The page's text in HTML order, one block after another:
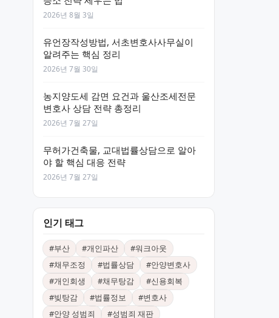
2026년 8월 3일
유언장작성방법, 서초변호사사무실이
알려주는 핵심 정리
2026년 7월 30일
농지양도세 감면 요건과 울산조세전문
변호사 상담 전략 총정리
2026년 7월 27일
무허가건축물, 교대법률상담으로 알아
야 할 핵심 대응 전략
2026년 7월 27일
인기 태그
#부산 #개인파산 #워크아웃
#채무조정 #법률상담 #안양변호사
#개인회생 #채무탕감 #신용회복
#빚탕감 #법률정보 #변호사
#안양 성범죄 #성범죄 재판